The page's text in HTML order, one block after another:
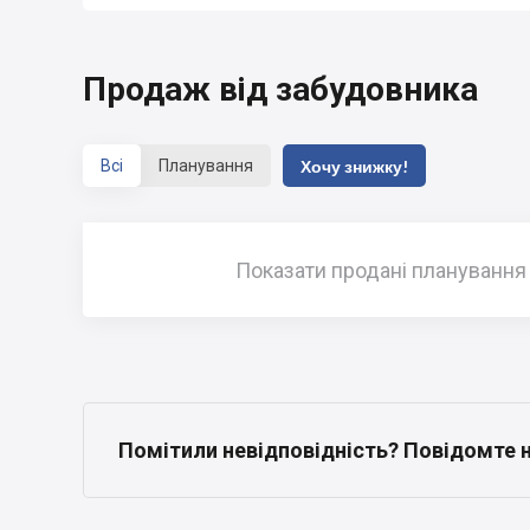
Продаж від забудовника
Всі Планування Хочу знижку!
Показати продані планування
Помітили невідповідність? Повідомте